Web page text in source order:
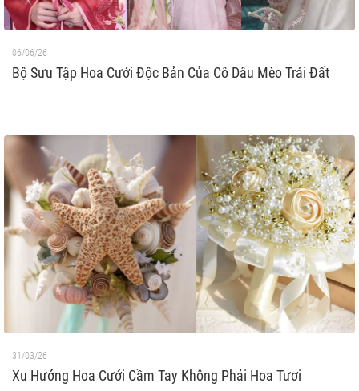
06/06/26
Bộ Sưu Tập Hoa Cưới Độc Bản Của Cô Dâu Mèo Trái Đất
31/03/26
Xu Hướng Hoa Cưới Cầm Tay Không Phải Hoa Tươi